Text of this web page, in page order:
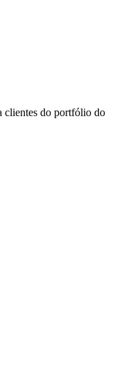
clientes do portfólio do